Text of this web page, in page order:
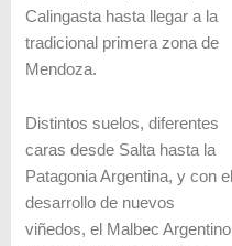
Calingasta hasta llegar a la
tradicional primera zona de
Mendoza.
Distintos suelos, diferentes
caras desde Salta hasta la
Patagonia Argentina, y con el
desarrollo de nuevos
viñedos, el Malbec Argentino